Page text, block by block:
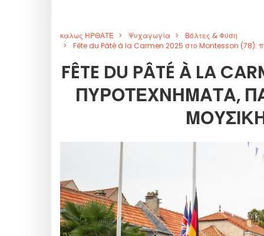
καλως ΗΡΘΑΤΕ Ψυχαγωγία
Βόλτες & Φύση
Fête du Pâté à la Carmen 2025 στο Montesson (78):
FÊTE DU PÂTÉ À LA
ΠΥΡΟΤΕΧΝΉΜΑΤΑ,